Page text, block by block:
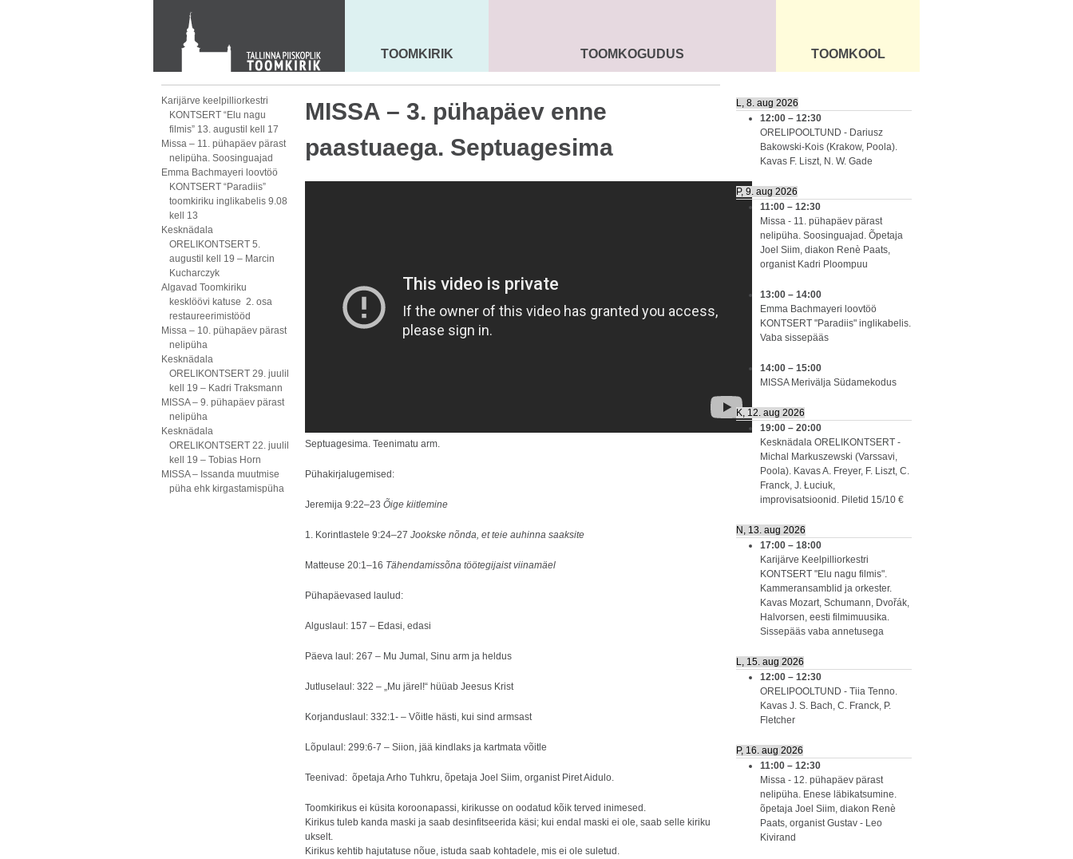
KONTAKT
Toom-Kooli 6, 10130 TALLINN
tallinna.toom@eelk.ee
MAARJA KIRIK
TOOMKIRIK SEENIORID KOGUDUS
TOOMKOGUDUS ÜLDINFO
TOOMKOOL
Karijärve keelpilliorkestri
KONTSERT “Elu nagu
filmis” 13. augustil kell 17
Missa – 11. pühapäev pärast
nelipüha. Soosinguajad
Emma Bachmayeri loovtöö
KONTSERT “Paradiis”
toomkiriku inglikabelis 9.08
kell 13
Kesknädala
ORELIKONTSERT 5.
augustil kell 19 – Marcin
Kucharczyk
Algavad Toomkiriku
kesklöövi katuse 2. osa
restaureerimistööd
Missa – 10. pühapäev pärast
nelipüha
Kesknädala
ORELIKONTSERT 29. juulil
kell 19 – Kadri Traksmann
MISSA – 9. pühapäev pärast
nelipüha
Kesknädala
ORELIKONTSERT 22. juulil
kell 19 – Tobias Horn
MISSA – Issanda muutmise
püha ehk kirgastamispüha
MISSA – 3. pühapäev enne
paastuaega. Septuagesima
Septuagesima. Teenimatu arm.
Pühakirjalugemised:
Jeremija 9:22–23 Õige kiitlemine
1. Korintlastele 9:24–27 Jookske nõnda, et teie auhinna saaksite
Matteuse 20:1–16 Tähendamissõna töötegijaist viinamäel
Pühapäevased laulud:
Alguslaul: 157 – Edasi, edasi
Päeva laul: 267 – Mu Jumal, Sinu arm ja heldus
Jutluselaul: 322 – „Mu järel!“ hüüab Jeesus Krist
Korjanduslaul: 332:1- – Võitle hästi, kui sind armsast
Lõpulaul: 299:6-7 – Siion, jää kindlaks ja kartmata võitle
Teenivad: õpetaja Arho Tuhkru, õpetaja Joel Siim, organist Piret Aidulo.
Toomkirikus ei küsita koroonapassi, kirikusse on oodatud kõik terved inimesed.
Kirikus tuleb kanda maski ja saab desinfitseerida käsi; kui endal maski ei ole, saab selle kiriku
ukselt.
Kirikus kehtib hajutatuse nõue, istuda saab kohtadele, mis ei ole suletud.
L, 8. aug 2026
12:00 – 12:30
ORELIPOOLTUND - Dariusz
Bakowski-Kois (Krakow, Poola).
Kavas F. Liszt, N. W. Gade
P, 9. aug 2026
11:00 – 12:30
Missa - 11. pühapäev pärast
nelipüha. Soosinguajad. Õpetaja
Joel Siim, diakon Renè Paats,
organist Kadri Ploompuu
13:00 – 14:00
Emma Bachmayeri loovtöö
KONTSERT "Paradiis" inglikabelis.
Vaba sissepääs
14:00 – 15:00
MISSA Merivälja Südamekodus
K, 12. aug 2026
19:00 – 20:00
Kesknädala ORELIKONTSERT -
Michal Markuszewski (Varssavi,
Poola). Kavas A. Freyer, F. Liszt, C.
Franck, J. Łuciuk,
improvisatsioonid. Piletid 15/10 €
N, 13. aug 2026
17:00 – 18:00
Karijärve Keelpilliorkestri
KONTSERT "Elu nagu filmis".
Kammeransamblid ja orkester.
Kavas Mozart, Schumann, Dvořák,
Halvorsen, eesti filmimuusika.
Sissepääs vaba annetusega
L, 15. aug 2026
12:00 – 12:30
ORELIPOOLTUND - Tiia Tenno.
Kavas J. S. Bach, C. Franck, P.
Fletcher
P, 16. aug 2026
11:00 – 12:30
Missa - 12. pühapäev pärast
nelipüha. Enese läbikatsumine.
õpetaja Joel Siim, diakon Renè
Paats, organist Gustav - Leo
Kivirand